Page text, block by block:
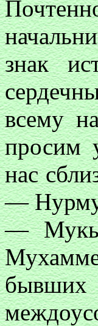
знак
всему
просим
нас
—
—